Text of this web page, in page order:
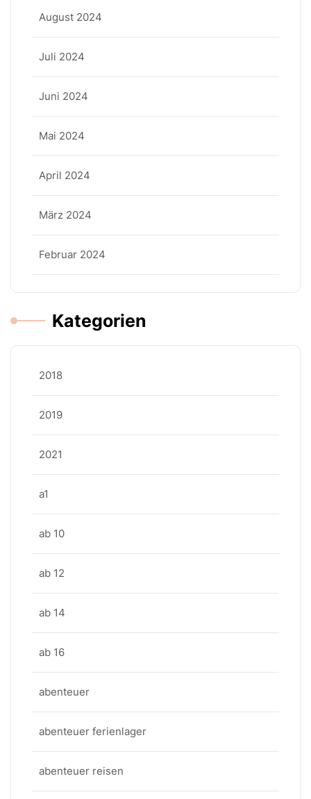
August 2024
Juli 2024
Juni 2024
Mai 2024
April 2024
März 2024
Februar 2024
Kategorien
2018
2019
2021
a1
ab 10
ab 12
ab 14
ab 16
abenteuer
abenteuer ferienlager
abenteuer reisen